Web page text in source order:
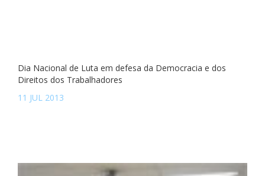
Dia Nacional de Luta em defesa da Democracia e dos
Direitos dos Trabalhadores
11 JUL 2013